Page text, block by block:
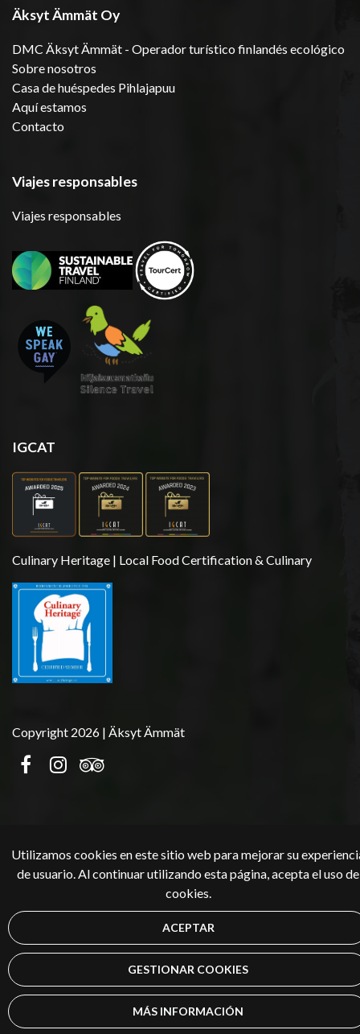
Utilizamos cookies en este sitio web para mejorar su
de usuario. Al continuar utilizando esta página, acepta el uso de
cookies.
ACEPTAR
GESTIONAR COOKIES
MÁS INFORMACIÓN
Äksyt Ämmät Oy
DMC Äksyt Ämmät - Operador turístico finlandés ecológico
Sobre nosotros
Casa de huéspedes Pihlajapuu
Aquí estamos
Contacto
Viajes responsables
Viajes responsables
IGCAT
Culinary Heritage | Local Food Certification & Culinary
Copyright 2026 | Äksyt Ämmät